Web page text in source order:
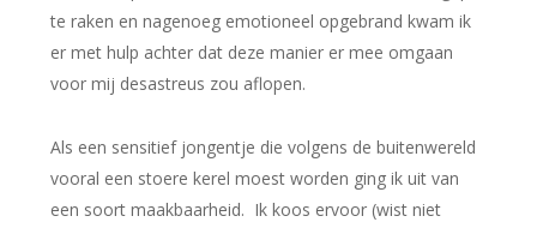
te raken en nagenoeg emotioneel opgebrand kwam ik
er met hulp achter dat deze manier er mee omgaan
voor mij desastreus zou aflopen.
Als een sensitief jongentje die volgens de buitenwereld
vooral een stoere kerel moest worden ging ik uit van
een soort maakbaarheid. Ik koos ervoor (wist niet